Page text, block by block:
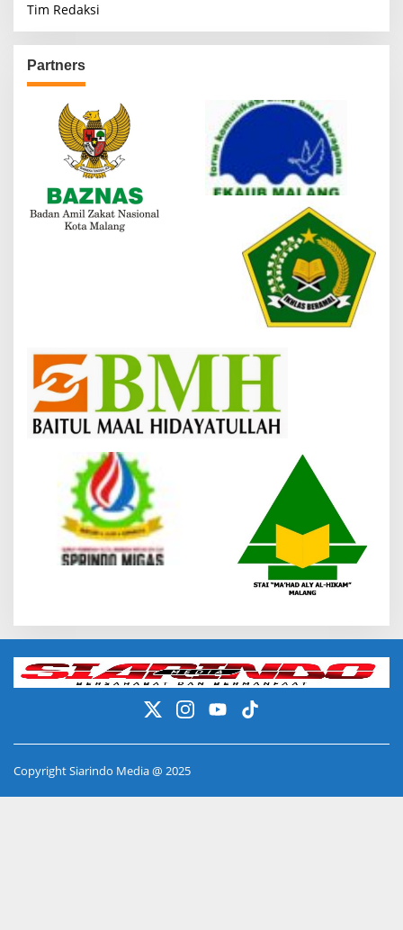
Tim Redaksi
Partners
Copyright Siarindo Media @ 2025